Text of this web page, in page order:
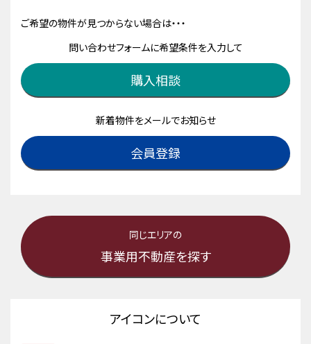
ご希望の物件が見つからない場合は・・・
問い合わせフォームに希望条件を入力して
購入相談
新着物件をメールでお知らせ
会員登録
同じエリアの
事業用不動産を探す
アイコンについて